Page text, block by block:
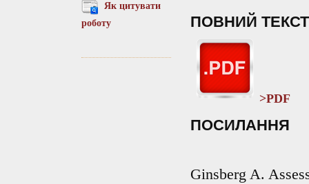
Як цитувати
роботу
ПОВНИЙ
>PDF
ПОСИЛАННЯ
Ginsberg A.